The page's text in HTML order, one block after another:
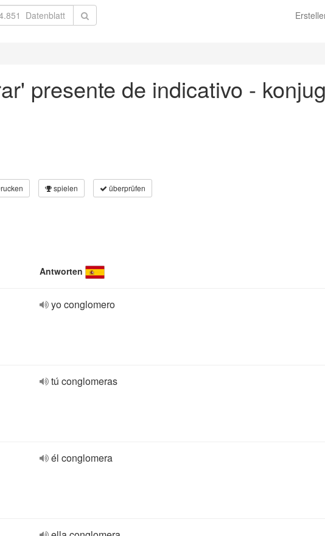
presente de indicativo -
spielen überprüfen
Antworten
yo conglomero
tú conglomeras
él conglomera